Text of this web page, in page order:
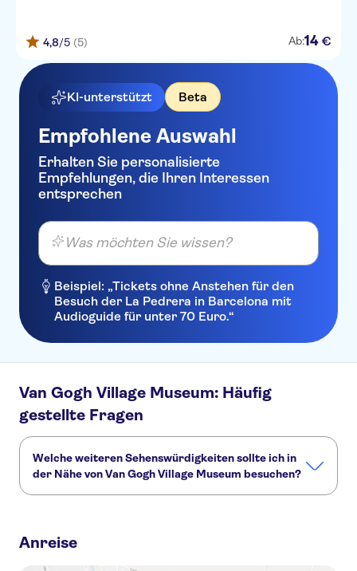
4,8/5 (5) Ab:14 €
KI-unterstützt Beta
Empfohlene Auswahl
Erhalten Sie personalisierte
Empfehlungen, die Ihren Interessen
entsprechen
Was möchten Sie wissen?
Beispiel: „Tickets ohne Anstehen für den
Besuch der La Pedrera in Barcelona mit
Audioguide für unter 70 Euro.“
Van Gogh Village Museum: Häufig
gestellte Fragen
Welche weiteren Sehenswürdigkeiten sollte ich in
der Nähe von Van Gogh Village Museum besuchen?
St Catherine’s Church
Anreise